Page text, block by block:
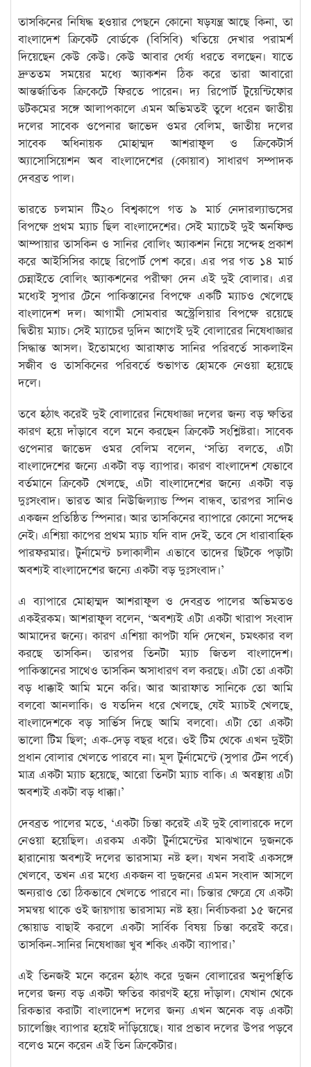
তাসকিনের নিষিদ্ধ হওয়ার পেছনে কোনো ষড়যন্ত্র আছে কিনা, তা
বাংলাদেশ ক্রিকেট বোর্ডকে (বিসিবি) খতিয়ে দেখার পরামর্শ
দিয়েছেন কেউ কেউ। কেউ আবার ধের্য্য ধরতে বলছেন। যাতে
দ্রুততম সময়ের মধ্যে অ্যাকশন ঠিক করে তারা আবারো
আন্তর্জাতিক ক্রিকেটে ফিরতে পারেন। দ্য রিপোর্ট টুয়েন্টিফোর
ডটকমের সঙ্গে আলাপকালে এমন অভিমতই তুলে ধরেন জাতীয়
দলের সাবেক ওপেনার জাভেদ ওমর বেলিম, জাতীয় দলের
সাবেক অধিনায়ক মোহাম্মদ আশরাফুল ও ক্রিকেটার্স
অ্যাসোসিয়েশন অব বাংলাদেশের (কোয়াব) সাধারণ সম্পাদক
দেবব্রত পাল।
ভারতে চলমান টি২০ বিশ্বকাপে গত ৯ মার্চ নেদারল্যান্ডসের
বিপক্ষে প্রথম ম্যাচ ছিল বাংলাদেশের। সেই ম্যাচেই দুই অনফিল্ড
আম্পায়ার তাসকিন ও সানির বোলিং অ্যাকশন নিয়ে সন্দেহ প্রকাশ
করে আইসিসির কাছে রিপোর্ট পেশ করে। এর পর গত ১৪ মার্চ
চেন্নাইতে বোলিং অ্যাকশনের পরীক্ষা দেন এই দুই বোলার। এর
মধ্যেই সুপার টেনে পাকিস্তানের বিপক্ষে একটি ম্যাচও খেলেছে
বাংলাদেশ দল। আগামী সোমবার অস্ট্রেলিয়ার বিপক্ষে রয়েছে
দ্বিতীয় ম্যাচ। সেই ম্যাচের দুদিন আগেই দুই বোলারের নিষেধাজ্ঞার
সিদ্ধান্ত আসল। ইতোমধ্যে আরাফাত সানির পরিবর্তে সাকলাইন
সজীব ও তাসকিনের পরিবর্তে শুভাগত হোমকে নেওয়া হয়েছে
দলে।
তবে হঠাৎ করেই দুই বোলারের নিষেধাজ্ঞা দলের জন্য বড় ক্ষতির
কারণ হয়ে দাঁড়াবে বলে মনে করছেন ক্রিকেট সংশ্লিষ্টরা। সাবেক
ওপেনার জাভেদ ওমর বেলিম বলেন, ‘সত্যি বলতে, এটা
বাংলাদেশের জন্যে একটা বড় ব্যাপার। কারণ বাংলাদেশ যেভাবে
বর্তমানে ক্রিকেট খেলছে, এটা বাংলাদেশের জন্যে একটা বড়
দুঃসংবাদ। ভারত আর নিউজিল্যান্ড স্পিন বান্ধব, তারপর সানিও
একজন প্রতিষ্ঠিত স্পিনার। আর তাসকিনের ব্যাপারে কোনো সন্দেহ
নেই। এশিয়া কাপের প্রথম ম্যাচ যদি বাদ দেই, তবে সে ধারাবাহিক
পারফরমার। টুর্নামেন্ট চলাকালীন এভাবে তাদের ছিটকে পড়াটা
অবশ্যই বাংলাদেশের জন্যে একটা বড় দুঃসংবাদ।’
এ ব্যাপারে মোহাম্মদ আশরাফুল ও দেবব্রত পালের অভিমতও
একইরকম। আশরাফুল বলেন, ‘অবশ্যই এটা একটা খারাপ সংবাদ
আমাদের জন্যে। কারণ এশিয়া কাপটা যদি দেখেন, চমৎকার বল
করছে তাসকিন। তারপর তিনটা ম্যাচ জিতল বাংলাদেশ।
পাকিস্তানের সাথেও তাসকিন অসাধারণ বল করছে। এটা তো একটা
বড় ধাক্কাই আমি মনে করি। আর আরাফাত সানিকে তো আমি
বলবো আনলাকি। ও যতদিন ধরে খেলছে, যেই ম্যাচই খেলছে,
বাংলাদেশকে বড় সার্ভিস দিছে আমি বলবো। এটা তো একটা
ভালো টিম ছিল; এক-দেড় বছর ধরে। ওই টিম থেকে এখন দুইটা
প্রধান বোলার খেলতে পারবে না। মূল টুর্নামেন্টে (সুপার টেন পর্বে)
মাত্র একটা ম্যাচ হয়েছে, আরো তিনটা ম্যাচ বাকি। এ অবস্থায় এটা
অবশ্যই একটা বড় ধাক্কা।’
দেবব্রত পালের মতে, ‘একটা চিন্তা করেই এই দুই বোলারকে দলে
নেওয়া হয়েছিল। এরকম একটা টুর্নামেন্টের মাঝখানে দুজনকে
হারানোয় অবশ্যই দলের ভারসাম্য নষ্ট হল। যখন সবাই একসঙ্গে
খেলবে, তখন এর মধ্যে একজন বা দুজনের এমন সংবাদ আসলে
অন্যরাও তো ঠিকভাবে খেলতে পারবে না। চিন্তার ক্ষেত্রে যে একটা
সমন্বয় থাকে ওই জায়গায় ভারসাম্য নষ্ট হয়। নির্বাচকরা ১৫ জনের
স্কোয়াড বাছাই করলে একটা সার্বিক বিষয় চিন্তা করেই করে।
তাসকিন-সানির নিষেধাজ্ঞা খুব শকিং একটা ব্যাপার।’
এই তিনজই মনে করেন হঠাৎ করে দুজন বোলারের অনুপস্থিতি
দলের জন্য বড় একটা ক্ষতির কারণই হয়ে দাঁড়াল। যেখান থেকে
রিকভার করাটা বাংলাদেশ দলের জন্য এখন অনেক বড় একটা
চ্যালেঞ্জিং ব্যাপার হয়েই দাঁড়িয়েছে। যার প্রভাব দলের উপর পড়বে
বলেও মনে করেন এই তিন ক্রিকেটার।